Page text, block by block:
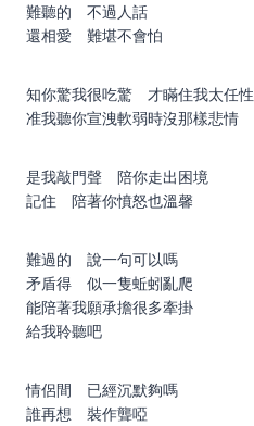
難聽的 不過人話
還相愛 難堪不會怕
知你驚我很吃驚 才瞞住我太任性
准我聽你宣洩軟弱時沒那樣悲情
是我敲門聲 陪你走出困境
記住 陪著你憤怒也溫馨
難過的 說一句可以嗎
矛盾得 似一隻蚯蚓亂爬
能陪著我願承擔很多牽掛
給我聆聽吧
情侶間 已經沉默夠嗎
誰再想 裝作聾啞